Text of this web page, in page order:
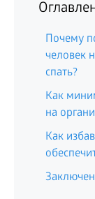
Почему
человек
спать?
Как
на
Как